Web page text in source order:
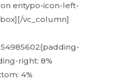
entypo-icon-left-
vc_column]
right: 8%
4%